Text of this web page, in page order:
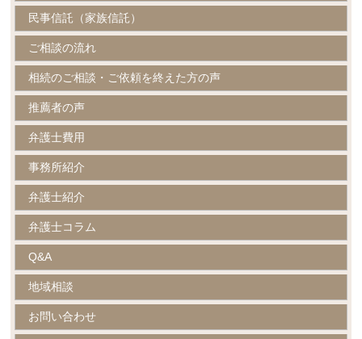
民事信託（家族信託）
ご相談の流れ
相続のご相談・ご依頼を終えた方の声
推薦者の声
弁護士費用
事務所紹介
弁護士紹介
弁護士コラム
Q&A
地域相談
お問い合わせ